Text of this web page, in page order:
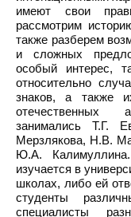
имеют свои
рассмотрим
также разберем
и сложных
особый интерес,
относительно
знаков, а также
отечественных
занимались Т.Г.
Мерзлякова, Н.В.
Ю.А.
изучается в
школах, либо ей
студенты
специалисты